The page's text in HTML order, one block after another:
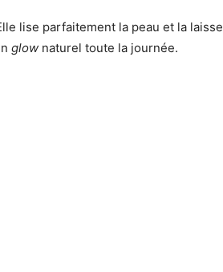
lise parfaitement la peau et la laisse
glow naturel toute la journée.